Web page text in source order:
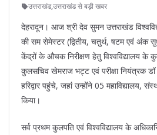
उत्तराखंड,उत्तराखंड से बड़ी खबर
देहरादून। आज श्री देव सुमन उत्तराखंड
की सम सेमेस्टर (द्वितीय, चतुर्थ, षटम एवं अंक
केंद्रों के औचक निरीक्षण हेतु विश्वविद्यालय के
कुलसचिव खेमराज भट्ट एवं परीक्षा नियंत्रक
हरिद्वार पहुंचे, जहां उन्होंने 05 महाविद्यालय,
किया।
सर्व प्रथम कुलपति एवं विश्वविद्यालय के